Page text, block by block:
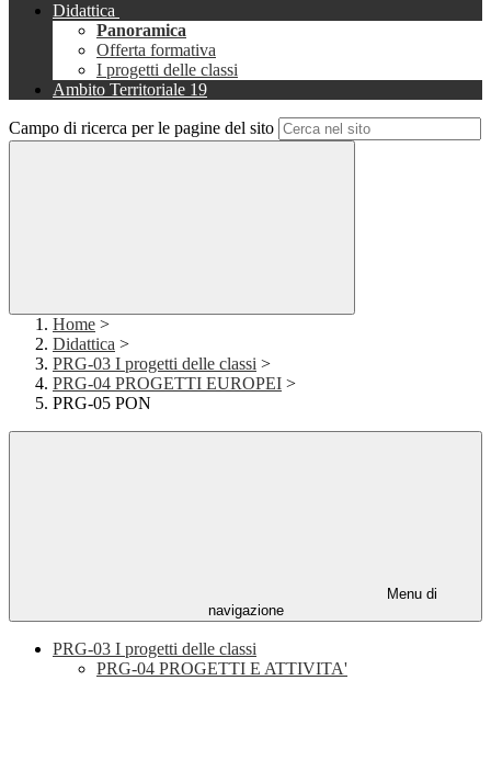
Didattica
Panoramica
Offerta formativa
I progetti delle classi
Ambito Territoriale 19
Campo di ricerca per le pagine del sito
Home >
Didattica >
PRG-03 I progetti delle classi >
PRG-04 PROGETTI EUROPEI >
PRG-05 PON
Menu di
navigazione
PRG-03 I progetti delle classi
PRG-04 PROGETTI E ATTIVITA'